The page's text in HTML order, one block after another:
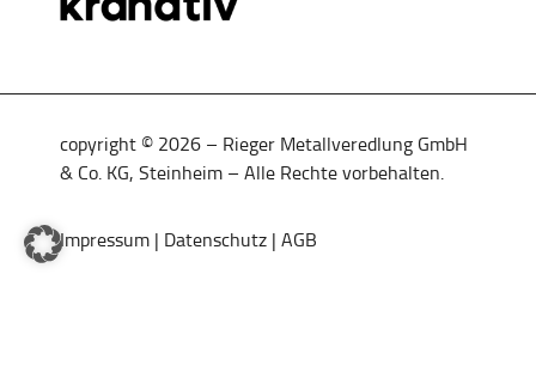
copyright © 2026 – Rieger Metallveredlung GmbH
& Co. KG, Steinheim – Alle Rechte vorbehalten.
Impressum | Datenschutz | AGB